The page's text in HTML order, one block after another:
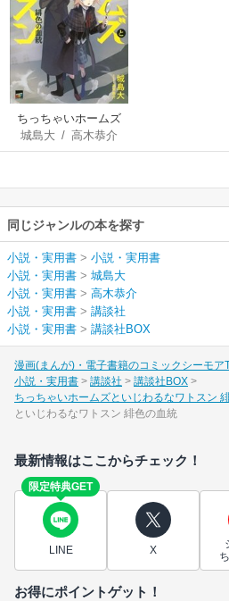
ちっちゃいホームズ
といじわるなワトス
ン 緋色の血統
城島大 /高木恭介
同じジャンルの本を探す
小説・実用書 > 小説・実用書
小説・実用書 > 城島大
小説・実用書 > 高木恭介
小説・実用書 > 講談社
小説・実用書 > 講談社BOX
漫画(まんが)・電子書籍のコミックシーモア
小説・実用書
講談社
講談社BOX
ちっちゃいホームズといじわるなワトスン
といじわるなワトスン 緋色の血統
最新情報はここからチェック！
限定特典GET
LINE X
お得にポイントゲット！